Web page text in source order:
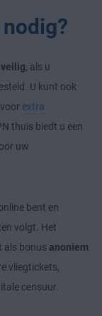
, als u
U kunt ook
extra
thuis biedt u een
uw
bent en
volgt. Het
als bonus anoniem
vliegtickets,
censuur.